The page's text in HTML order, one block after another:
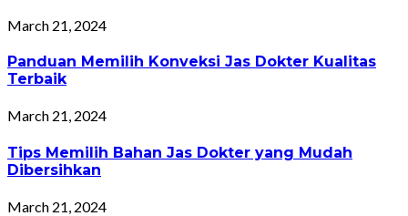
March 21, 2024
Panduan Memilih Konveksi Jas Dokter Kualitas
Terbaik
March 21, 2024
Tips Memilih Bahan Jas Dokter yang Mudah
Dibersihkan
March 21, 2024